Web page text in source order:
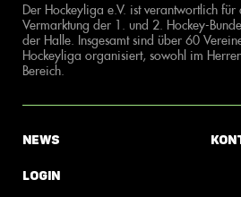
Der Hockeyliga e.V. ist verantwortlich
Vermarktung der 1. und 2. Hockey-
der Halle. Insgesamt sind über 60
Hockeyliga organisiert, sowohl im
Bereich.
News
Login